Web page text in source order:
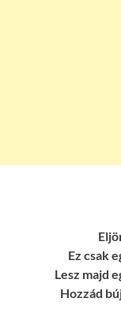
Ez csak
Lesz majd
Hozzád